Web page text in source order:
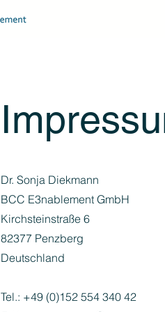
Dr. Sonja Diekmann
BCC E3nablement GmbH
Kirchsteinstraße 6
82377 Penzberg
Deutschland
Tel.: +49 (0)152 554 340 42